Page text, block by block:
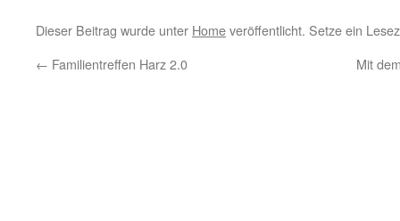
Dieser Beitrag wurde unter Homeveröffentlicht. Setze ein
← Familientreffen Harz 2.0 Mit